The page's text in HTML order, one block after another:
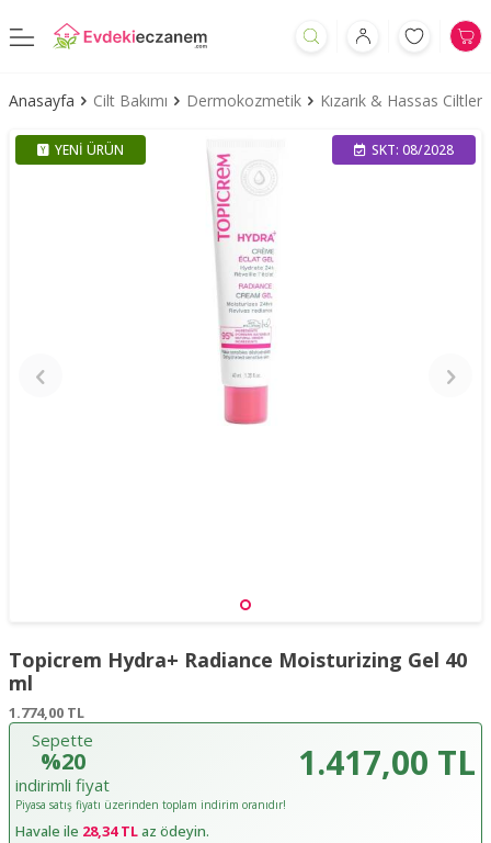
Anasayfa Cilt Bakımı Dermokozmetik Kızarık & Hassas Ciltler
YENI ÜRÜN SKT: 08/2028
Topicrem Hydra+ Radiance Moisturizing Gel 40
ml
1.774,00 TL
Sepette
%20
indirimli fiyat
1.417,00 TL
Piyasa satış fiyatı üzerinden toplam indirim oranıdır!
Havale ile 28,34 TLaz ödeyin.